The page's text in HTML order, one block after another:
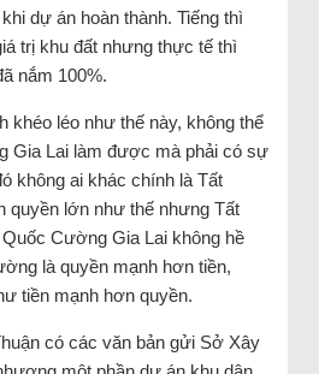
dự án hoàn thành. Tiếng thì
trị khu đất nhưng thực tế thì
nắm 100%.
khéo léo như thế này, không thể
Gia Lai làm được mà phải có sự
không ai khác chính là Tất
quyền lớn như thế nhưng Tất
Cường Gia Lai không hề
là quyền mạnh hơn tiền,
tiền mạnh hơn quyền.
có các văn bản gửi Sở Xây